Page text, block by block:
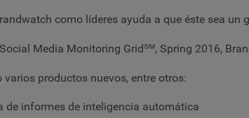
como líderes ayuda a que éste sea un
Media Monitoring Grid℠, Spring 2016,
productos nuevos, entre otros:
de informes de inteligencia automática